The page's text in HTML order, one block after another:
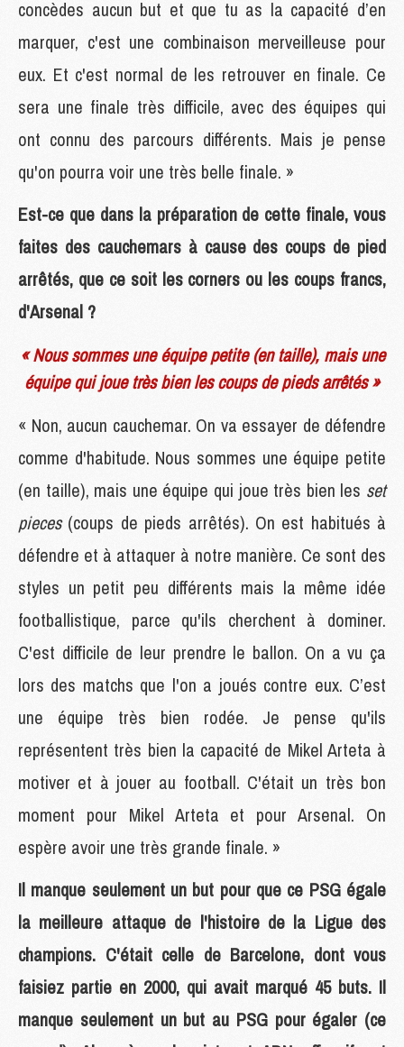
concèdes aucun but et que tu as la capacité d’en
marquer, c'est une combinaison merveilleuse pour
eux. Et c'est normal de les retrouver en finale. Ce
sera une finale très difficile, avec des équipes qui
ont connu des parcours différents. Mais je pense
qu'on pourra voir une très belle finale. »
Est-ce que dans la préparation de cette finale, vous
faites des cauchemars à cause des coups de pied
arrêtés, que ce soit les corners ou les coups francs,
d'Arsenal ?
« Nous sommes une équipe petite (en taille), mais une
équipe qui joue très bien les coups de pieds arrêtés »
« Non, aucun cauchemar. On va essayer de défendre
comme d'habitude. Nous sommes une équipe petite
(en taille), mais une équipe qui joue très bien les set
pieces (coups de pieds arrêtés). On est habitués à
défendre et à attaquer à notre manière. Ce sont des
styles un petit peu différents mais la même idée
footballistique, parce qu'ils cherchent à dominer.
C'est difficile de leur prendre le ballon. On a vu ça
lors des matchs que l'on a joués contre eux. C’est
une équipe très bien rodée. Je pense qu'ils
représentent très bien la capacité de Mikel Arteta à
motiver et à jouer au football. C'était un très bon
moment pour Mikel Arteta et pour Arsenal. On
espère avoir une très grande finale. »
Il manque seulement un but pour que ce PSG égale
la meilleure attaque de l'histoire de la Ligue des
champions. C'était celle de Barcelone, dont vous
faisiez partie en 2000, qui avait marqué 45 buts. Il
manque seulement un but au PSG pour égaler (ce